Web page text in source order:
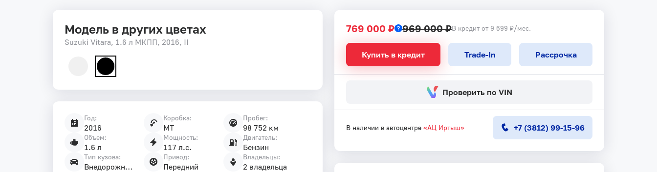
769 000 ₽ 969 000 ₽В кредит от 9 699 ₽/мес.
Купить в кредит Trade-In Рассрочка
Проверить по VIN
В наличии в автоцентре «АЦ Иртыш» +7 (3812) 99-15-96
Модель в других цветах
Suzuki Vitara, 1.6 л МКПП, 2016, II
Год:
2016
Коробка:
MT
Пробег:
98 752 км
Объем:
1.6 л
Мощность:
117 л.с.
Двигатель:
Бензин
Тип кузова:
Внедорожник 5 дв.
Привод:
Передний
Владельцы:
2 владельца